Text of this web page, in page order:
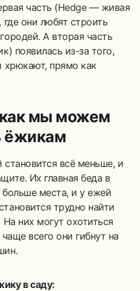
часть (Hedge — живая
они любят строить
А вторая часть
появилась из-за того,
хрюкают, прямо как
мы можем
ёжикам
всё меньше, и
Их главная беда в
места, и у ежей
трудно найти
них могут охотиться
всего они гибнут на
в саду: